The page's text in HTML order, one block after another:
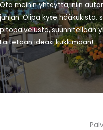
Ota meihin yhteyttä, niin
juhlan. Olipa kyse hääkukista,
pitopalvelusta, suunnitellaan
Laitetaan ideasi kukkimaan!